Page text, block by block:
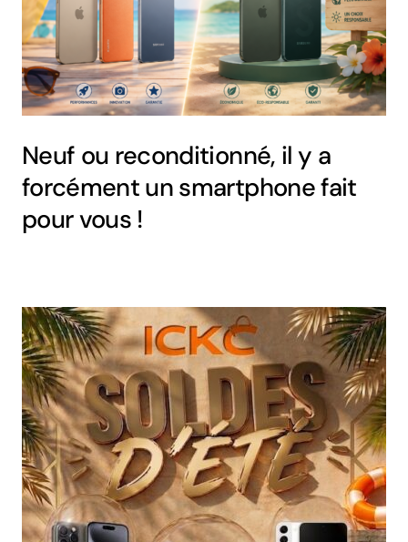
Neuf ou reconditionné, il y a
forcément un smartphone fait
pour vous !